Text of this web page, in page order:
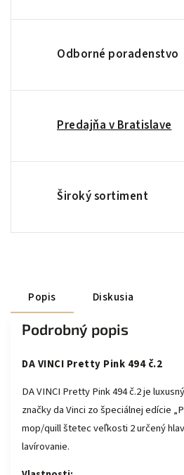
Odborné poradenstvo
Predajňa v Bratislave
Široký sortiment
Popis Diskusia
Podrobný popis
DA VINCI Pretty Pink 494 č.2
DA VINCI Pretty Pink 494 č.2je
značkyda Vinci zo špeciálnej edície
mop/quill štetec veľkosti 2 určený
lavírovanie.